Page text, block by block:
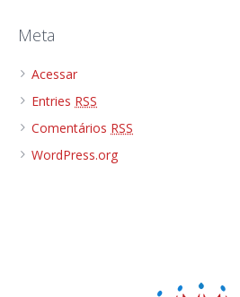
Meta
Acessar
Entries RSS
Comentários RSS
WordPress.org